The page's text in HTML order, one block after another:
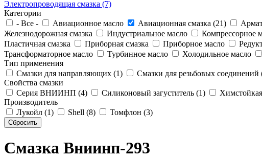
Электропроводящая смазка (7)
Категории
- Все -
Авиационное масло Авиационная смазка (21)
Железнодорожная смазка
Индустриальное масло Компрессорное
Пластичная смазка
Приборная смазка Приборное масло
Трансформаторное масло
Турбинное масло Холодильное масло
Тип применения
Смазки для направляющих (1)
Смазки для резьбовых соединений
Свойства смазки
Серия ВНИИНП (4)
Силиконовый загуститель (1)
Производитель
Лукойл (1)
Shell (8) Томфлон (3)
Смазка Вниинп-293